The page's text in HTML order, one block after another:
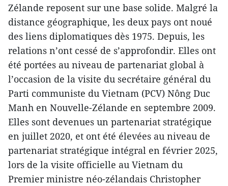
Zélande reposent sur une base solide. Malgré la
distance géographique, les deux pays ont noué
des liens diplomatiques dès 1975. Depuis, les
relations n’ont cessé de s’approfondir. Elles ont
été portées au niveau de partenariat global à
l’occasion de la visite du secrétaire général du
Parti communiste du Vietnam (PCV) Nông Duc
Manh en Nouvelle-Zélande en septembre 2009.
Elles sont devenues un partenariat stratégique
en juillet 2020, et ont été élevées au niveau de
partenariat stratégique intégral en février 2025,
lors de la visite officielle au Vietnam du
Premier ministre néo-zélandais Christopher